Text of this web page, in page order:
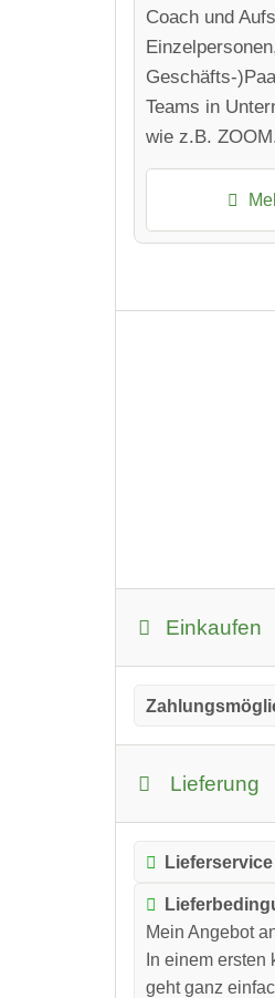
Coach und
Geschäfts-
Teams in
wie z.B.
Einkaufen
Lieferung
Lieferservice
Mein Angebot
In einem
geht ganz